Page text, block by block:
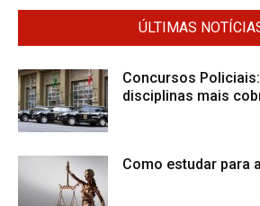
ÚLTIMAS
Concursos
disciplinas mais
Como estudar para